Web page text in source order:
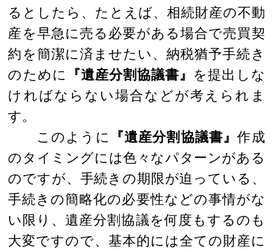
るとしたら、たとえば、相続財産の不動
産を早急に売る必要がある場合で売買契
約を簡潔に済ませたい、納税猶予手続き
のために
『遺産分割協議書』 を提出しな
ければならない場合などが考えられま
す。
このように
『遺産分割協議書』作成
のタイミングには色々なパターンがある
のですが、手続きの期限が迫っている、
手続きの簡略化の必要性などの事情がな
い限り、遺産分割協議を何度もするのも
大変ですので、基本的には全ての財産に